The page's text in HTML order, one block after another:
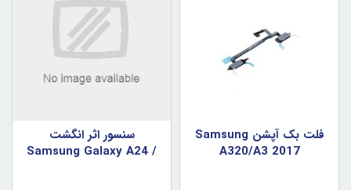
فلت بک آپشن Samsung
A320/A3 2017
سنسور اثر انگشت
Samsung Galaxy A24 /